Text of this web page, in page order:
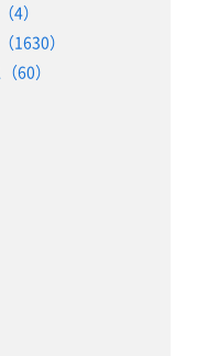
4）
1630）
60）